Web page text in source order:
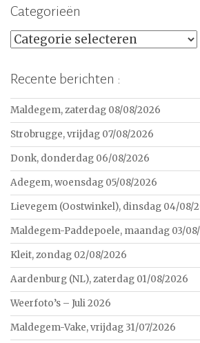
Categorieën
Categorieën
Recente berichten :
Maldegem, zaterdag 08/08/2026
Strobrugge, vrijdag 07/08/2026
Donk, donderdag 06/08/2026
Adegem, woensdag 05/08/2026
Lievegem (Oostwinkel), dinsdag 04/08/
Maldegem-Paddepoele, maandag 03/
Kleit, zondag 02/08/2026
Aardenburg (NL), zaterdag 01/08/2026
Weerfoto’s – Juli 2026
Maldegem-Vake, vrijdag 31/07/2026